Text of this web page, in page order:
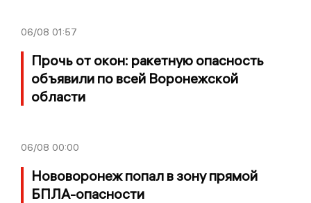
06/08 01:57
Прочь от окон: ракетную опасность
объявили по всей Воронежской
области
06/08 00:00
Нововоронеж попал в зону прямой
БПЛА-опасности